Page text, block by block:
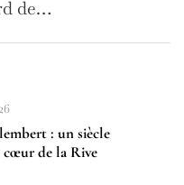
de…
: un siècle
cœur de la Rive